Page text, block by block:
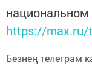
https://max.ru/
Безнең телеграм